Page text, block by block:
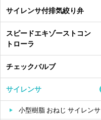
サイレンサ付排気絞り弁
スピードエキゾーストコン
トローラ
チェックバルブ
サイレンサ
小型樹脂 おねじ サイレンサ